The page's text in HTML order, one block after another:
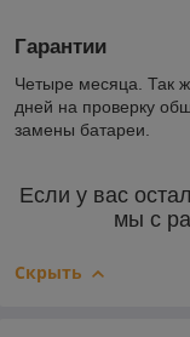
Гарантии
Четыре месяца. Так
дней на проверку
замены батареи.
Если у вас
мы с
Скрыть